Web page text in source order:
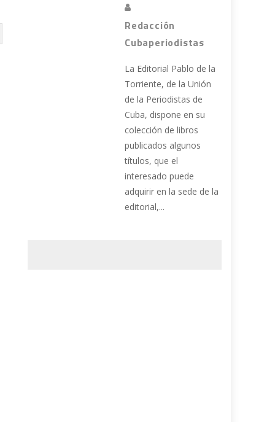
Redacción
Cubaperiodistas
La Editorial Pablo de la
Torriente, de la Unión
de la Periodistas de
Cuba, dispone en su
colección de libros
publicados algunos
títulos, que el
interesado puede
adquirir en la sede de la
editorial,...